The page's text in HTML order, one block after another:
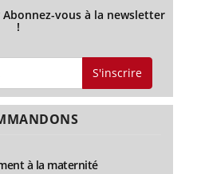
vous à la newsletter
!
S'inscrire
à la maternité